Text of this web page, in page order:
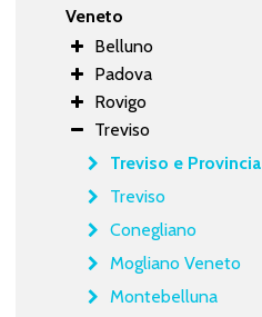
Veneto
Belluno
Padova
Rovigo
Treviso
Treviso e Provincia
Treviso
Conegliano
Mogliano Veneto
Montebelluna